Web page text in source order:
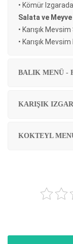
• Kömür
Salata ve
• Karışık
• Karışık
BALIK MENÜ -
KARIŞIK
KOKTEYL